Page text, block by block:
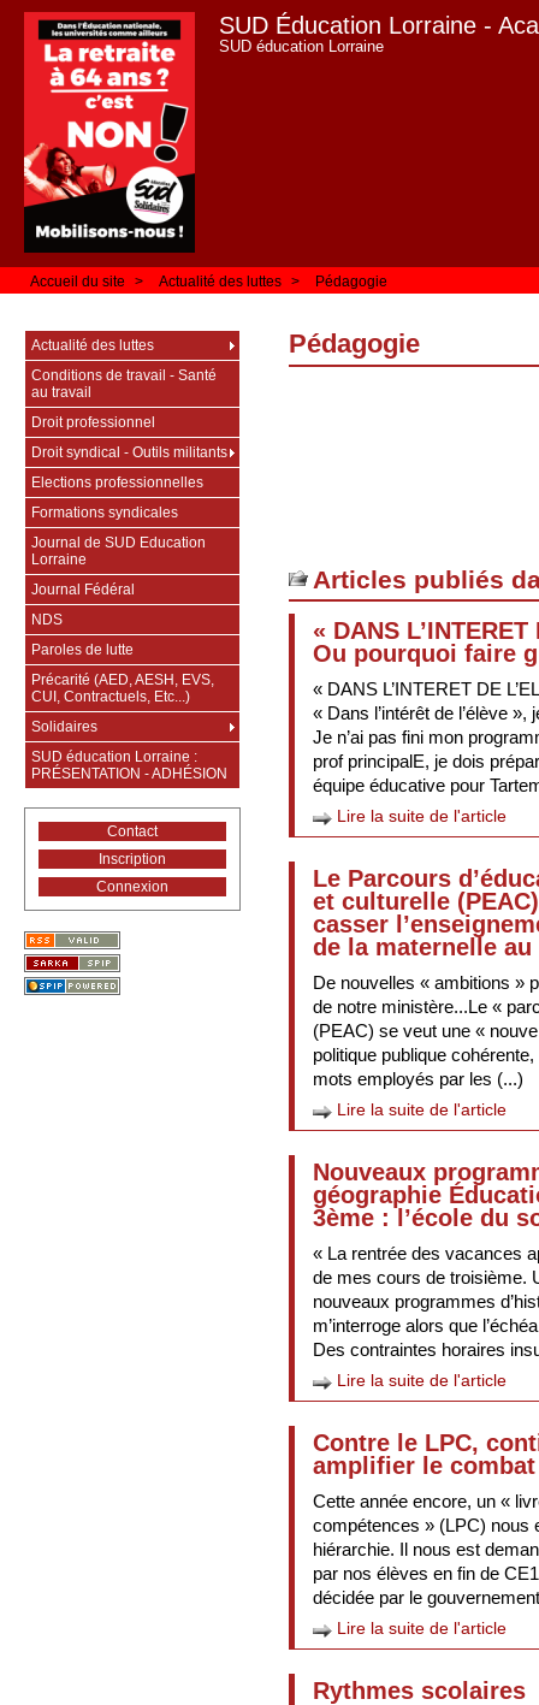
SUD Éducation Lorraine -
SUD éducation Lorraine
Accueil du site > Actualité des luttes > Pédagogie
Pédagogie
Articles publiés
« DANS L’INTERET
Ou pourquoi faire
« DANS L’INTERET DE
« Dans l’intérêt de l’élève
Je n’ai pas fini mon
prof principalE, je dois
équipe éducative pour
Lire la suite de l'article
Le Parcours
et culturelle
casser
de la maternelle
De nouvelles « ambitions »
de notre ministère...Le «
(PEAC) se veut une «
politique publique
mots employés par les (...)
Lire la suite de l'article
Nouveaux
géographie
3ème : l’école du
« La rentrée des vacances
de mes cours de troisième.
nouveaux programmes
m’interroge alors que
Des contraintes horaires
Lire la suite de l'article
Contre le LPC,
amplifier le
Cette année encore, un «
compétences » (LPC) nous
hiérarchie. Il nous est
par nos élèves en fin de
décidée par le
Lire la suite de l'article
Rythmes scolaires
Actualité des luttes
Conditions de travail - Santé
au travail
Droit professionnel
Droit syndical - Outils militants
Elections professionnelles
Formations syndicales
Journal de SUD Education
Lorraine
Journal Fédéral
NDS
Paroles de lutte
Précarité (AED, AESH, EVS,
CUI, Contractuels, Etc...)
Solidaires
SUD éducation Lorraine :
PRÉSENTATION - ADHÉSION
Contact
Inscription
Connexion